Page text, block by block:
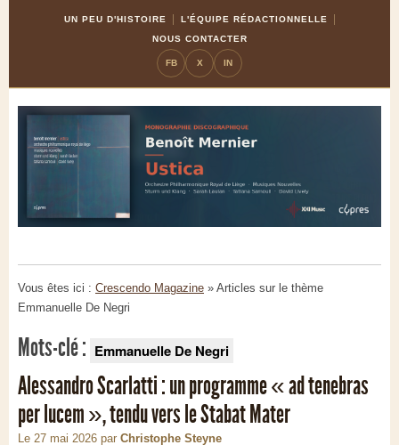
UN PEU D'HISTOIRE
L'ÉQUIPE RÉDACTIONNELLE
NOUS CONTACTER
FB X IN
Vous êtes ici : Crescendo Magazine » Articles sur le thème
Emmanuelle De Negri
Mots-clé : Emmanuelle De Negri
Alessandro Scarlatti : un programme « ad tenebras
per lucem », tendu vers le Stabat Mater
Le 27 mai 2026 par Christophe Steyne